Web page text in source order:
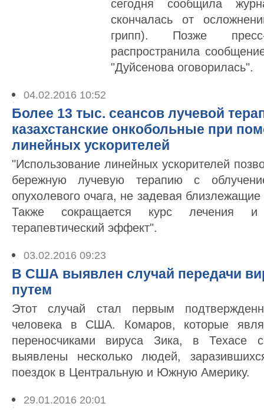
сегодня сообщила
скончалась от
грипп). Позже пресс-
распространила
"Дуйсенова оговорилась".
04.02.2016 10:52
Более 13 тыс. сеансов лучевой
казахстанские онкобольные при
линейных ускорителей
"Использование линейных ускорителей
бережную лучевую терапию с
опухолевого очага, не задевая
Также сокращается курс лечения и
терапевтический эффект".
03.02.2016 09:23
В США выявлен случай передачи
путем
Этот случай стал первым
человека в США. Комаров, которые
переносчиками вируса Зика, в Техасе
выявлены несколько людей,
поездок в Центральную и Южную Америку.
29.01.2016 20:01